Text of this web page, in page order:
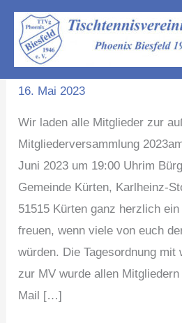
Zum
Inhalt
springen02.06.2023
16. Mai 2023
Wir laden alle Mitglieder zur
Mitgliederversammlung
Juni 2023 um 19:00 Uhrim
Gemeinde Kürten, Karlheinz-
51515 Kürten ganz herzlich
freuen, wenn viele von euch
würden. Die Tagesordnung mit
zur MV wurde allen
Mail […]
Mitgliederversammlung
am
02.06.2023
A
r
h
v